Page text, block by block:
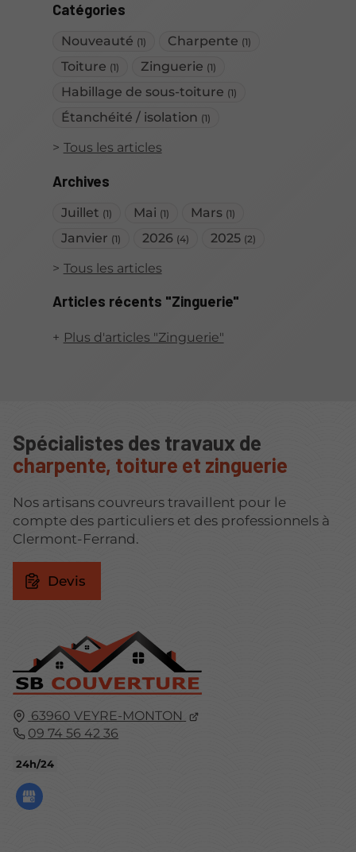
Catégories
Nouveauté (1) Charpente (1)
Toiture (1) Zinguerie (1)
Habillage de sous-toiture (1)
Étanchéité / isolation (1)
Tous les articles
Archives
Juillet (1) Mai (1) Mars (1)
Janvier (1) 2026 (4) 2025 (2)
Tous les articles
Articles récents "Zinguerie"
Plus d'articles "Zinguerie"
63960 VEYRE-MONTON
09 74 56 42 36
24h/24
Spécialistes des travaux de
charpente, toiture et zinguerie
Nos artisans couvreurs travaillent pour le
compte des particuliers et des professionnels à
Clermont-Ferrand.
Devis